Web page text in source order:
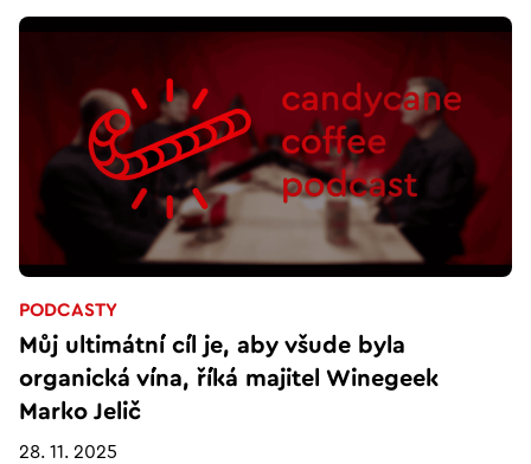
PODCASTY
Můj ultimátní cíl je, aby všude byla
organická vína, říká majitel Winegeek
Marko Jelič
28. 11. 2025